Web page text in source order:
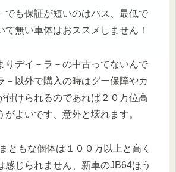
でも保証が短いのはパス、最低で
て無い車体はおススメしません！
りデイ－ラ－の中古ってないんで
－以外で購入の時はグー保障やカ
付けられるのであれば２０万位高
がよいです、意外と壊れます。
ともな個体は１００万以上と高く
感じられません、新車のJB64ほう